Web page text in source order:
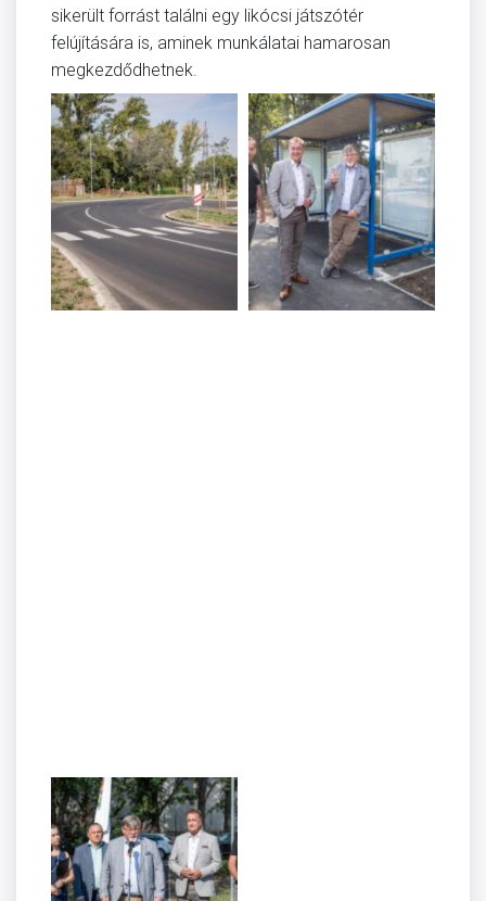
sikerült forrást találni egy likócsi játszótér
felújítására is, aminek munkálatai hamarosan
megkezdődhetnek.